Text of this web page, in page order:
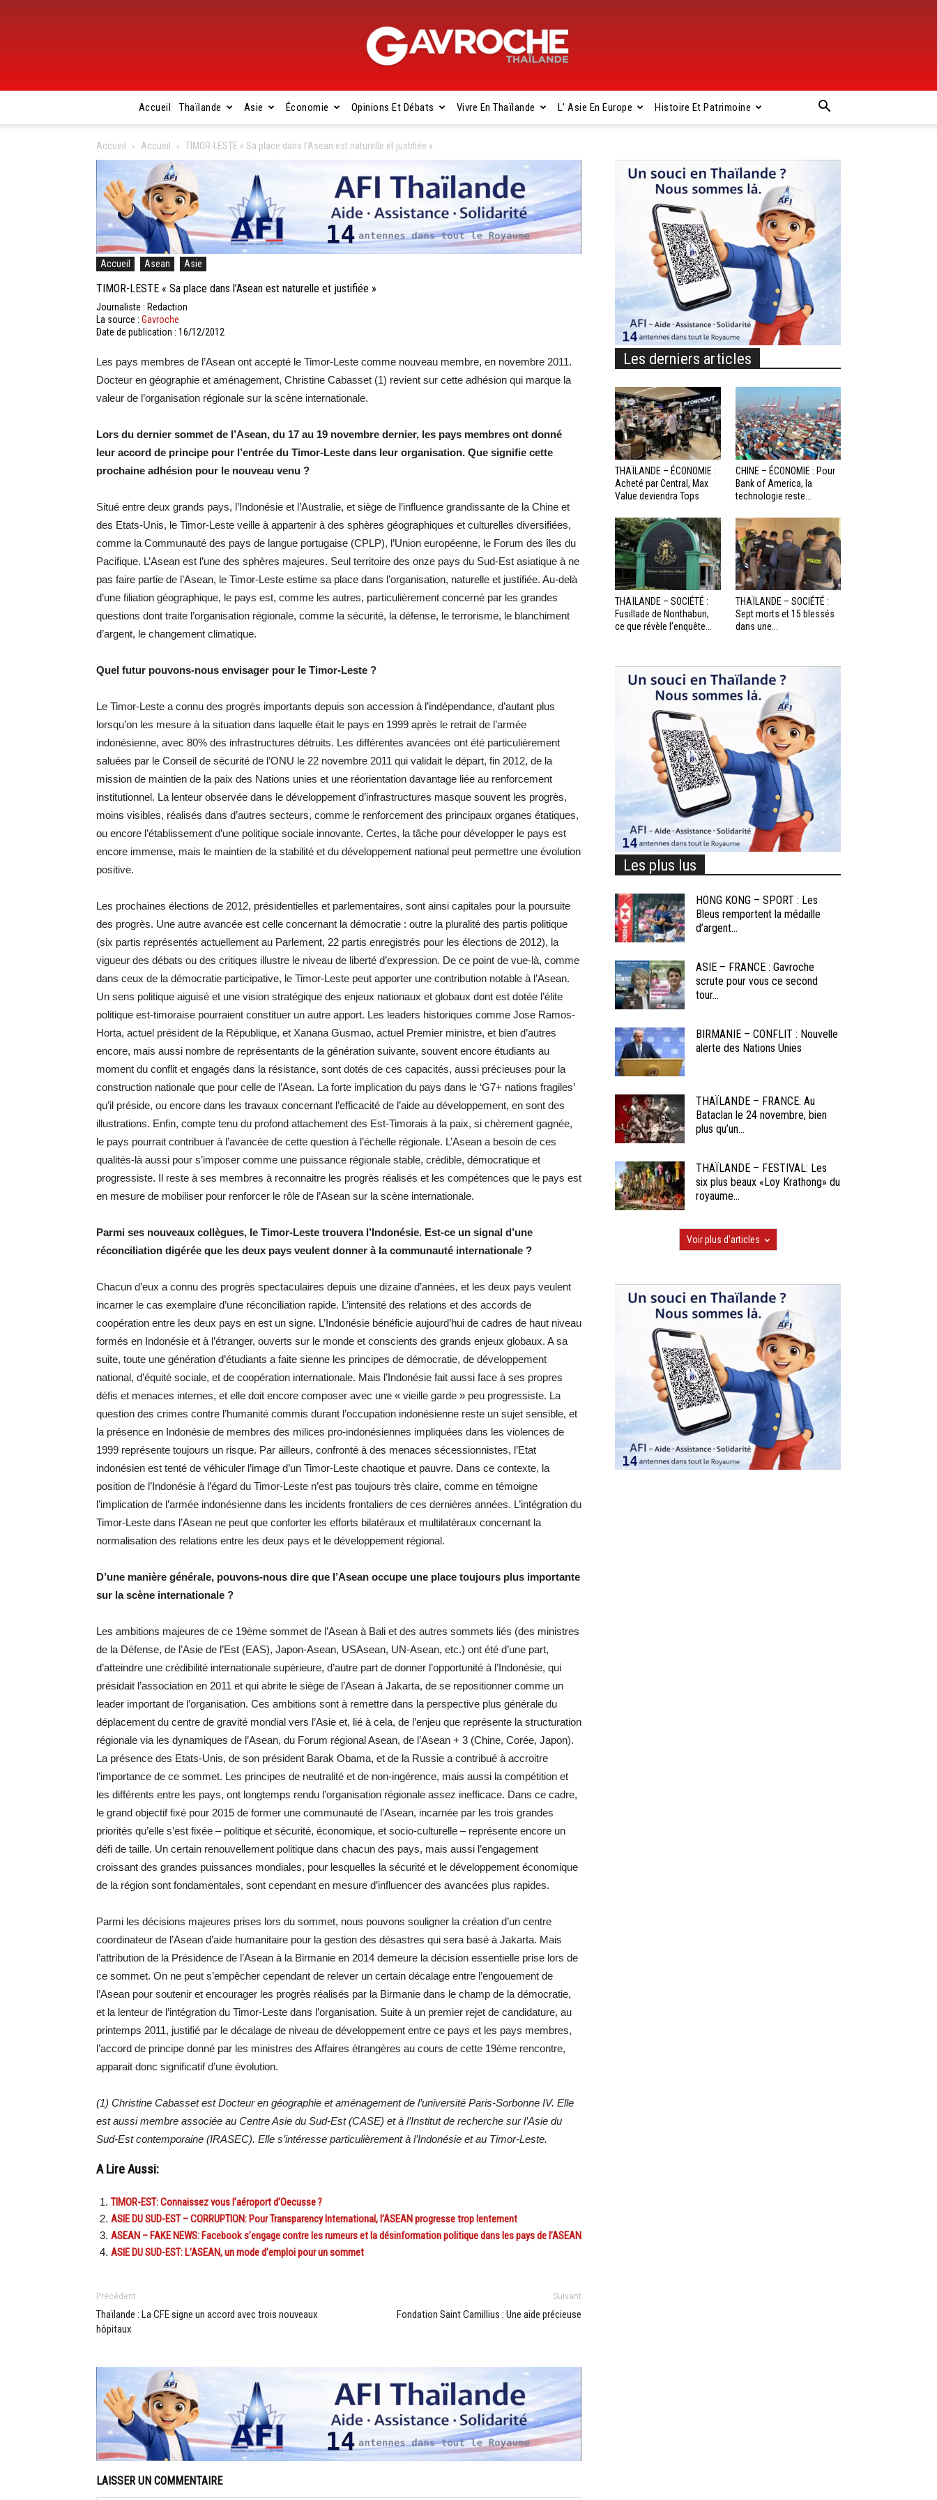
Gavroche
Thaïlande
Accueil Thaïlande Asie Économie Opinions Et Débats Vivre En Thaïlande L’ Asie En Europe Histoire Et Patrimoine
Accueil Accueil TIMOR-LESTE « Sa place dans l’Asean est naturelle et justifiée »
Accueil Asean Asie
TIMOR-LESTE « Sa place dans l’Asean est naturelle et justifiée »
Journaliste : Redaction
La source : Gavroche
Date de publication : 16/12/2012
Les pays membres de l’Asean ont accepté le Timor-Leste comme nouveau membre, en novembre 2011.
Docteur en géographie et aménagement, Christine Cabasset (1) revient sur cette adhésion qui marque la
valeur de l’organisation régionale sur la scène internationale.
Lors du dernier sommet de l’Asean, du 17 au 19 novembre dernier, les pays membres ont donné
leur accord de principe pour l’entrée du Timor-Leste dans leur organisation. Que signifie cette
prochaine adhésion pour le nouveau venu ?
Situé entre deux grands pays, l’Indonésie et l’Australie, et siège de l’influence grandissante de la Chine et
des Etats-Unis, le Timor-Leste veille à appartenir à des sphères géographiques et culturelles diversifiées,
comme la Communauté des pays de langue portugaise (CPLP), l’Union européenne, le Forum des îles du
Pacifique. L’Asean est l’une des sphères majeures. Seul territoire des onze pays du Sud-Est asiatique à ne
pas faire partie de l’Asean, le Timor-Leste estime sa place dans l’organisation, naturelle et justifiée. Au-delà
d’une filiation géographique, le pays est, comme les autres, particulièrement concerné par les grandes
questions dont traite l’organisation régionale, comme la sécurité, la défense, le terrorisme, le blanchiment
d’argent, le changement climatique.
Quel futur pouvons-nous envisager pour le Timor-Leste ?
Le Timor-Leste a connu des progrès importants depuis son accession à l’indépendance, d’autant plus
lorsqu’on les mesure à la situation dans laquelle était le pays en 1999 après le retrait de l’armée
indonésienne, avec 80% des infrastructures détruits. Les différentes avancées ont été particulièrement
saluées par le Conseil de sécurité de l’ONU le 22 novembre 2011 qui validait le départ, fin 2012, de la
mission de maintien de la paix des Nations unies et une réorientation davantage liée au renforcement
institutionnel. La lenteur observée dans le développement d’infrastructures masque souvent les progrès,
moins visibles, réalisés dans d’autres secteurs, comme le renforcement des principaux organes étatiques,
ou encore l’établissement d’une politique sociale innovante. Certes, la tâche pour développer le pays est
encore immense, mais le maintien de la stabilité et du développement national peut permettre une évolution
positive.
Les prochaines élections de 2012, présidentielles et parlementaires, sont ainsi capitales pour la poursuite
des progrès. Une autre avancée est celle concernant la démocratie : outre la pluralité des partis politique
(six partis représentés actuellement au Parlement, 22 partis enregistrés pour les élections de 2012), la
vigueur des débats ou des critiques illustre le niveau de liberté d’expression. De ce point de vue-là, comme
dans ceux de la démocratie participative, le Timor-Leste peut apporter une contribution notable à l’Asean.
Un sens politique aiguisé et une vision stratégique des enjeux nationaux et globaux dont est dotée l’élite
politique est-timoraise pourraient constituer un autre apport. Les leaders historiques comme Jose Ramos-
Horta, actuel président de la République, et Xanana Gusmao, actuel Premier ministre, et bien d’autres
encore, mais aussi nombre de représentants de la génération suivante, souvent encore étudiants au
moment du conflit et engagés dans la résistance, sont dotés de ces capacités, aussi précieuses pour la
construction nationale que pour celle de l’Asean. La forte implication du pays dans le ‘G7+ nations fragiles’
qu’il préside, ou encore dans les travaux concernant l’efficacité de l’aide au développement, en sont des
illustrations. Enfin, compte tenu du profond attachement des Est-Timorais à la paix, si chèrement gagnée,
le pays pourrait contribuer à l’avancée de cette question à l’échelle régionale. L’Asean a besoin de ces
qualités-là aussi pour s’imposer comme une puissance régionale stable, crédible, démocratique et
progressiste. Il reste à ses membres à reconnaitre les progrès réalisés et les compétences que le pays est
en mesure de mobiliser pour renforcer le rôle de l’Asean sur la scène internationale.
Parmi ses nouveaux collègues, le Timor-Leste trouvera l’Indonésie. Est-ce un signal d’une
réconciliation digérée que les deux pays veulent donner à la communauté internationale ?
Chacun d’eux a connu des progrès spectaculaires depuis une dizaine d’années, et les deux pays veulent
incarner le cas exemplaire d’une réconciliation rapide. L’intensité des relations et des accords de
coopération entre les deux pays en est un signe. L’Indonésie bénéficie aujourd’hui de cadres de haut niveau
formés en Indonésie et à l’étranger, ouverts sur le monde et conscients des grands enjeux globaux. A sa
suite, toute une génération d’étudiants a faite sienne les principes de démocratie, de développement
national, d’équité sociale, et de coopération internationale. Mais l’Indonésie fait aussi face à ses propres
défis et menaces internes, et elle doit encore composer avec une « vieille garde » peu progressiste. La
question des crimes contre l’humanité commis durant l’occupation indonésienne reste un sujet sensible, et
la présence en Indonésie de membres des milices pro-indonésiennes impliquées dans les violences de
1999 représente toujours un risque. Par ailleurs, confronté à des menaces sécessionnistes, l’Etat
indonésien est tenté de véhiculer l’image d’un Timor-Leste chaotique et pauvre. Dans ce contexte, la
position de l’Indonésie à l’égard du Timor-Leste n’est pas toujours très claire, comme en témoigne
l’implication de l’armée indonésienne dans les incidents frontaliers de ces dernières années. L’intégration du
Timor-Leste dans l’Asean ne peut que conforter les efforts bilatéraux et multilatéraux concernant la
normalisation des relations entre les deux pays et le développement régional.
D’une manière générale, pouvons-nous dire que l’Asean occupe une place toujours plus importante
sur la scène internationale ?
Les ambitions majeures de ce 19ème sommet de l’Asean à Bali et des autres sommets liés (des ministres
de la Défense, de l’Asie de l’Est (EAS), Japon-Asean, USAsean, UN-Asean, etc.) ont été d’une part,
d’atteindre une crédibilité internationale supérieure, d’autre part de donner l’opportunité à l’Indonésie, qui
présidait l’association en 2011 et qui abrite le siège de l’Asean à Jakarta, de se repositionner comme un
leader important de l’organisation. Ces ambitions sont à remettre dans la perspective plus générale du
déplacement du centre de gravité mondial vers l’Asie et, lié à cela, de l’enjeu que représente la structuration
régionale via les dynamiques de l’Asean, du Forum régional Asean, de l’Asean + 3 (Chine, Corée, Japon).
La présence des Etats-Unis, de son président Barak Obama, et de la Russie a contribué à accroitre
l’importance de ce sommet. Les principes de neutralité et de non-ingérence, mais aussi la compétition et
les différents entre les pays, ont longtemps rendu l’organisation régionale assez inefficace. Dans ce cadre,
le grand objectif fixé pour 2015 de former une communauté de l’Asean, incarnée par les trois grandes
priorités qu’elle s’est fixée – politique et sécurité, économique, et socio-culturelle – représente encore un
défi de taille. Un certain renouvellement politique dans chacun des pays, mais aussi l’engagement
croissant des grandes puissances mondiales, pour lesquelles la sécurité et le développement économique
de la région sont fondamentales, sont cependant en mesure d’influencer des avancées plus rapides.
Parmi les décisions majeures prises lors du sommet, nous pouvons souligner la création d’un centre
coordinateur de l’Asean d’aide humanitaire pour la gestion des désastres qui sera basé à Jakarta. Mais
l’attribution de la Présidence de l’Asean à la Birmanie en 2014 demeure la décision essentielle prise lors de
ce sommet. On ne peut s’empêcher cependant de relever un certain décalage entre l’engouement de
l’Asean pour soutenir et encourager les progrès réalisés par la Birmanie dans le champ de la démocratie,
et la lenteur de l’intégration du Timor-Leste dans l’organisation. Suite à un premier rejet de candidature, au
printemps 2011, justifié par le décalage de niveau de développement entre ce pays et les pays membres,
l’accord de principe donné par les ministres des Affaires étrangères au cours de cette 19ème rencontre,
apparait donc significatif d’une évolution.
(1) Christine Cabasset est Docteur en géographie et aménagement de l’université Paris-Sorbonne IV. Elle
est aussi membre associée au Centre Asie du Sud-Est (CASE) et à l’Institut de recherche sur l’Asie du
Sud-Est contemporaine (IRASEC). Elle s’intéresse particulièrement à l’Indonésie et au Timor-Leste.
A Lire Aussi:
TIMOR-EST: Connaissez vous l’aéroport d’Oecusse ?
ASIE DU SUD-EST – CORRUPTION: Pour Transparency International, l’ASEAN progresse trop lentement
ASEAN – FAKE NEWS: Facebook s’engage contre les rumeurs et la désinformation politique dans les pays de l’ASEAN
ASIE DU SUD-EST: L’ASEAN, un mode d’emploi pour un sommet
Précédent
Thaïlande : La CFE signe un accord avec trois nouveaux
hôpitaux
Suivant
Fondation Saint Camillius : Une aide précieuse
LAISSER UN COMMENTAIRE
Les derniers articles
THAÏLANDE – ÉCONOMIE :
Acheté par Central, Max
Value deviendra Tops
CHINE – ÉCONOMIE : Pour
Bank of America, la
technologie reste...
THAÏLANDE – SOCIÉTÉ :
Fusillade de Nonthaburi,
ce que révèle l’enquête...
THAÏLANDE – SOCIÉTÉ :
Sept morts et 15 blessés
dans une...
Les plus lus
HONG KONG – SPORT : Les
Bleus remportent la médaille
d’argent...
ASIE – FRANCE : Gavroche
scrute pour vous ce second
tour...
BIRMANIE – CONFLIT : Nouvelle
alerte des Nations Unies
THAÏLANDE – FRANCE: Au
Bataclan le 24 novembre, bien
plus qu’un...
THAÏLANDE – FESTIVAL: Les
six plus beaux «Loy Krathong» du
royaume...
Voir plus d'articles